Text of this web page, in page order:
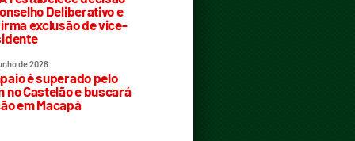
Deliberativo e
exclusão de vice-
de 2026
é superado pelo
no Castelão e buscará
em Macapá